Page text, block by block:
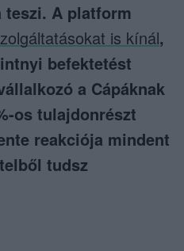
teszi. A platform
is kínál,
befektetést
a Cápáknak
os tulajdonrészt
reakciója mindent
tudsz